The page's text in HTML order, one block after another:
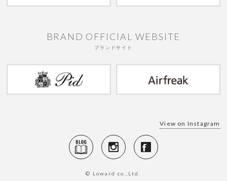
BRAND OFFICIAL WEBSITE
ブランドサイト
View on Instagram
© Loward co.,Ltd.